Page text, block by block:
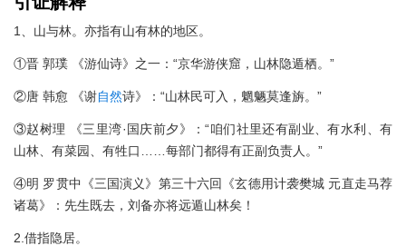
1、山与林。亦指有山有林的地区。
①晋 郭璞 《游仙诗》之一：“京华游侠窟，山林隐遁栖。”
②唐 韩愈 《谢自然诗》：“山林民可入，魍魉莫逢旃。”
③赵树理 《三里湾·国庆前夕》：“咱们社里还有副业、有水利、有
山林、有菜园、有牲口……每部门都得有正副负责人。”
④明 罗贯中《三国演义》第三十六回《玄德用计袭樊城 元直走马荐
诸葛》：先生既去，刘备亦将远遁山林矣！
2.借指隐居。